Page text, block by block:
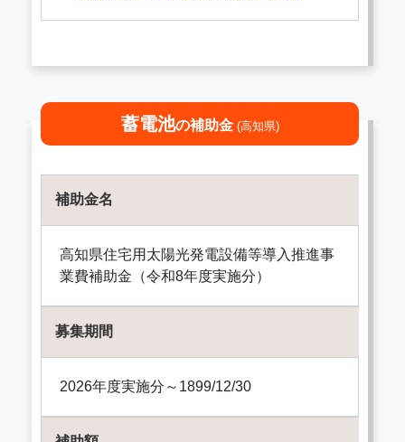
蓄電池の補助金 (高知県)
補助金名
高知県住宅用太陽光発電設備等導入推進事
業費補助金（令和8年度実施分）
募集期間
2026年度実施分～1899/12/30